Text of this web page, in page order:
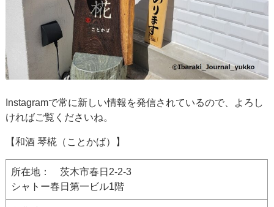
Instagramで常に新しい情報を発信されているので、よろし
ければご覧くださいね。
【和酒 琴椛（ことかば）】
所在地： 茨木市春日2-2-3
シャトー春日第一ビル1階